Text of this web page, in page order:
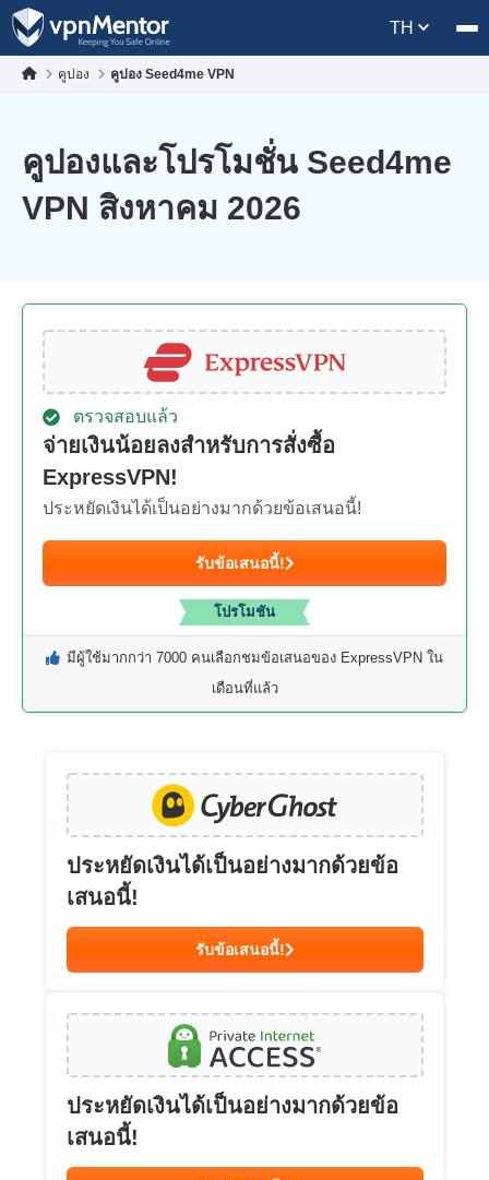
TH
คูปอง คูปอง Seed4me VPN
คูปองและโปรโมชั่น Seed4me
VPN สิงหาคม 2026
ตรวจสอบแล้ว
จ่ายเงินน้อยลงสำหรับการสั่งซื้อ
ExpressVPN!
ประหยัดเงินได้เป็นอย่างมากด้วยข้อเสนอนี้!
รับข้อเสนอนี้!
โปรโมชัน
มีผู้ใช้มากกว่า 7000 คนเลือกชมข้อเสนอของ ExpressVPN ใน
เดือนที่แล้ว
ประหยัดเงินได้เป็นอย่างมากด้วยข้อ
เสนอนี้!
รับข้อเสนอนี้!
ประหยัดเงินได้เป็นอย่างมากด้วยข้อ
เสนอนี้!